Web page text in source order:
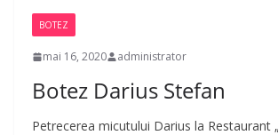
BOTEZ
mai 16, 2020 administrator
Botez Darius Stefan
Petrecerea micutului Darius la Restaurant